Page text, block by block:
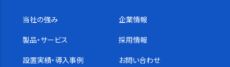
当社の強み
製品・サービス
設置実績・導入事例
企業情報
採用情報
お問い合わせ